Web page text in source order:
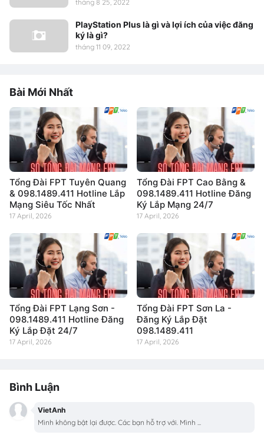
tháng 8 25, 2022
PlayStation Plus là gì và lợi ích của việc đăng
ký là gì?
tháng 11 09, 2022
Bài Mới Nhất
Tổng Đài FPT Tuyên Quang
& 098.1489.411 Hotline Lắp
Mạng Siêu Tốc Nhất
17 April, 2026
Tổng Đài FPT Cao Bằng &
098.1489.411 Hotline Đăng
Ký Lắp Mạng 24/7
17 April, 2026
Tổng Đài FPT Lạng Sơn -
098.1489.411 Hotline Đăng
Ký Lắp Đặt 24/7
17 April, 2026
Tổng Đài FPT Sơn La -
Đăng Ký Lắp Đặt
098.1489.411
17 April, 2026
Bình Luận
VietAnh
Mình không bật lại được. Các bạn hỗ trợ với. Mình ...